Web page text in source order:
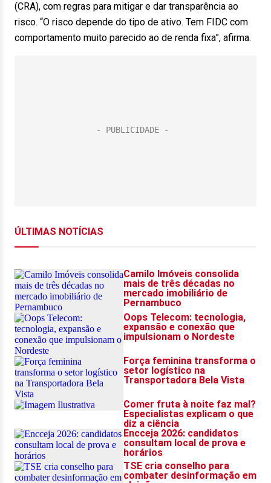
(CRA), com regras para mitigar e dar transparência ao
risco. “O risco depende do tipo de ativo. Tem FIDC com
comportamento muito parecido ao de renda fixa”, afirma.